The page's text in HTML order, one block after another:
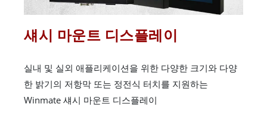
섀시 마운트 디스플레이
실내 및 실외 애플리케이션을 위한 다양한 크기와 다양
한 밝기의 저항막 또는 정전식 터치를 지원하는
Winmate 섀시 마운트 디스플레이